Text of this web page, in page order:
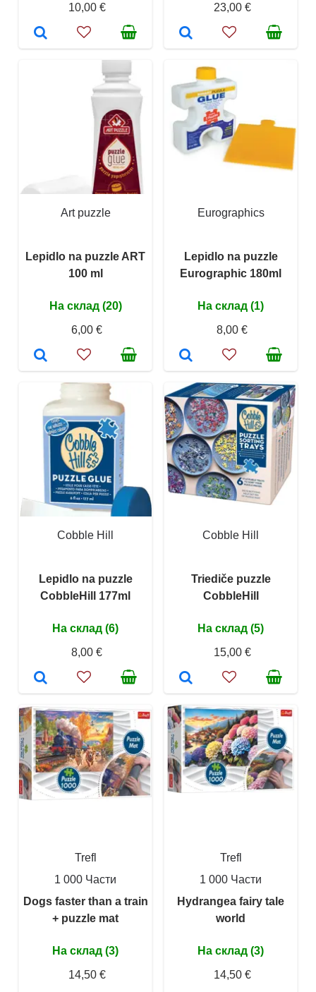
10,00 €
23,00 €
Art puzzle
Lepidlo na puzzle ART
100 ml
На склад (20)
6,00 €
Eurographics
Lepidlo na puzzle
Eurographic 180ml
На склад (1)
8,00 €
Cobble Hill
Lepidlo na puzzle
CobbleHill 177ml
На склад (6)
8,00 €
Cobble Hill
Triediče puzzle
CobbleHill
На склад (5)
15,00 €
Trefl
1 000 Части
Dogs faster than a train
+ puzzle mat
На склад (3)
14,50 €
Trefl
1 000 Части
Hydrangea fairy tale
world
На склад (3)
14,50 €